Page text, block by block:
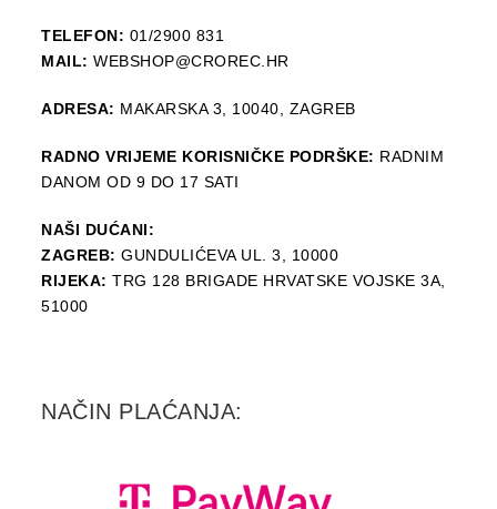
TELEFON: 01/2900 831
MAIL: WEBSHOP@CROREC.HR
ADRESA: MAKARSKA 3, 10040, ZAGREB
RADNO VRIJEME KORISNIČKE PODRŠKE: RADNIM
DANOM OD 9 DO 17 SATI
NAŠI DUĆANI:
ZAGREB: GUNDULIĆEVA UL. 3, 10000
RIJEKA: TRG 128 BRIGADE HRVATSKE VOJSKE 3A,
51000
NAČIN PLAĆANJA: